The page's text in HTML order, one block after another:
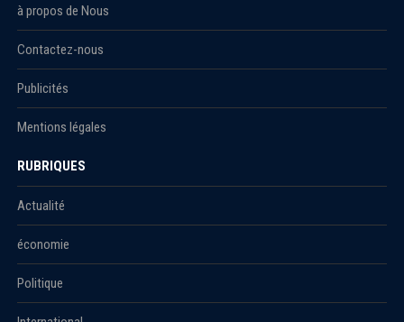
à propos de Nous
Contactez-nous
Publicités
Mentions légales
RUBRIQUES
Actualité
économie
Politique